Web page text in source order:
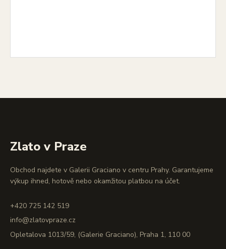
Zlato v Praze
Obchod najdete v Galerii Graciano v centru Prahy. Garantujeme
výkup ihned, hotově nebo okamžitou platbou na účet.
+420 725 142 519
info@zlatovpraze.cz
Opletalova 1013/59, (Galerie Graciano), Praha 1, 110 00